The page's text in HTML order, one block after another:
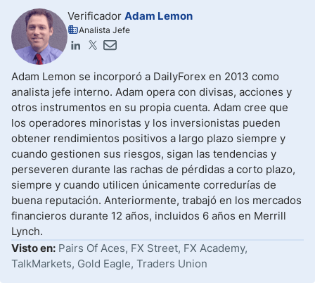
Verificador Adam Lemon
Analista Jefe
Adam Lemon se incorporó a DailyForex en 2013 como
analista jefe interno. Adam opera con divisas, acciones y
otros instrumentos en su propia cuenta. Adam cree que
los operadores minoristas y los inversionistas pueden
obtener rendimientos positivos a largo plazo siempre y
cuando gestionen sus riesgos, sigan las tendencias y
perseveren durante las rachas de pérdidas a corto plazo,
siempre y cuando utilicen únicamente corredurías de
buena reputación. Anteriormente, trabajó en los mercados
financieros durante 12 años, incluidos 6 años en Merrill
Lynch.
Visto en: Pairs Of Aces, FX Street, FX Academy,
TalkMarkets, Gold Eagle, Traders Union